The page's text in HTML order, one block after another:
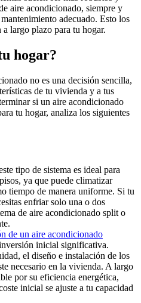
aire acondicionado, siempre y
adecuado. Esto los
largo plazo para tu hogar.
hogar?
no es una decisión sencilla,
de tu vivienda y a tus
si un aire acondicionado
tu hogar, analiza los siguientes
tipo de sistema es ideal para
ya que puede climatizar
tiempo de manera uniforme. Si tu
enfriar solo una o dos
de aire acondicionado split o
de un aire acondicionado
inicial significativa.
el diseño e instalación de los
necesario en la vivienda. A largo
por su eficiencia energética,
inicial se ajuste a tu capacidad